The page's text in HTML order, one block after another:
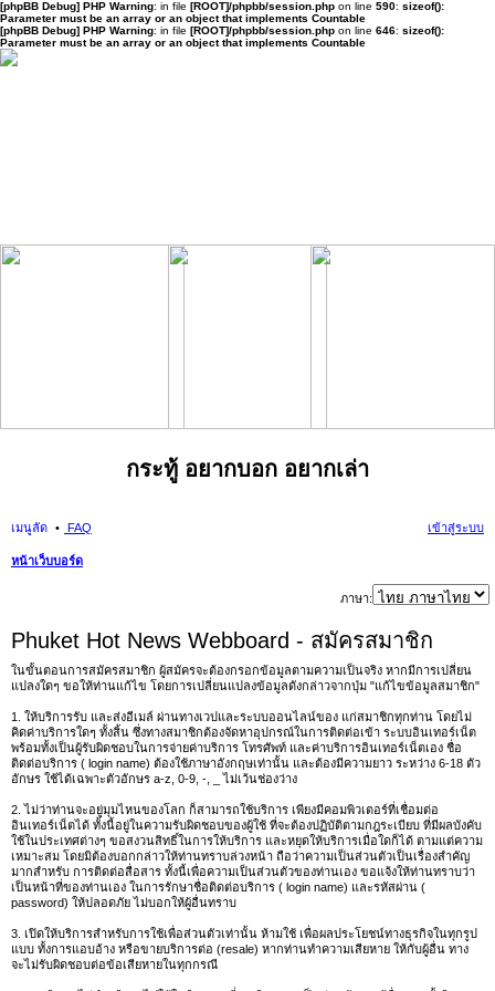
[phpBB Debug] PHP Warning: in file [ROOT]/phpbb/session.php on line 590: sizeof():
Parameter must be an array or an object that implements Countable
[phpBB Debug] PHP Warning: in file [ROOT]/phpbb/session.php on line 646: sizeof():
Parameter must be an array or an object that implements Countable
กระทู้ อยากบอก อยากเล่า
เมนูลัด FAQ เข้าสู่ระบบ
หน้าเว็บบอร์ด
นห
ภาษา:
Phuket Hot News Webboard - สมัครสมาชิก
ในขั้นตอนการสมัครสมาชิก ผู้สมัครจะต้องกรอกข้อมูลตามความเป็นจริง หากมีการเปลี่ยน
แปลงใดๆ ขอให้ท่านแก้ไข โดยการเปลี่ยนแปลงข้อมูลดังกล่าวจากปุ่ม "แก้ไขข้อมูลสมาชิก"
1. ให้บริการรับ และส่งอีเมล์ ผ่านทางเวปและระบบออนไลน์ของ แก่สมาชิกทุกท่าน โดยไม่
คิดค่าบริการใดๆ ทั้งสิ้น ซึ่งทางสมาชิกต้องจัดหาอุปกรณ์ในการติดต่อเข้า ระบบอินเทอร์เน็ต
พร้อมทั้งเป็นผู้รับผิดชอบในการจ่ายค่าบริการ โทรศัพท์ และค่าบริการอินเทอร์เน็ตเอง ชื่อ
ติดต่อบริการ ( login name) ต้องใช้ภาษาอังกฤษเท่านั้น และต้องมีความยาว ระหว่าง 6-18 ตัว
อักษร ใช้ได้เฉพาะตัวอักษร a-z, 0-9, -, _ ไม่เว้นช่องว่าง
2. ไม่ว่าท่านจะอยู่มุมไหนของโลก ก็สามารถใช้บริการ เพียงมีคอมพิวเตอร์ที่เชื่อมต่อ
อินเทอร์เน็ตได้ ทั้งนี้อยู่ในความรับผิดชอบของผู้ใช้ ที่จะต้องปฏิบัติตามกฎระเบียบ ที่มีผลบังคับ
ใช้ในประเทศต่างๆ ขอสงวนสิทธิ์ในการให้บริการ และหยุดให้บริการเมื่อใดก็ได้ ตามแต่ความ
เหมาะสม โดยมิต้องบอกกล่าวให้ท่านทราบล่วงหน้า ถือว่าความเป็นส่วนตัวเป็นเรื่องสำคัญ
มากสำหรับ การติดต่อสื่อสาร ทั้งนี้เพื่อความเป็นส่วนตัวของท่านเอง ขอแจ้งให้ท่านทราบว่า
เป็นหน้าที่ของท่านเอง ในการรักษาชื่อติดต่อบริการ ( login name) และรหัสผ่าน (
password) ให้ปลอดภัย ไม่บอกให้ผู้อื่นทราบ
3. เปิดให้บริการสำหรับการใช้เพื่อส่วนตัวเท่านั้น ห้ามใช้ เพื่อผลประโยชน์ทางธุรกิจในทุกรูป
แบบ ทั้งการแอบอ้าง หรือขายบริการต่อ (resale) หากท่านทำความเสียหาย ให้กับผู้อื่น ทาง
จะไม่รับผิดชอบต่อข้อเสียหายในทุกกรณี